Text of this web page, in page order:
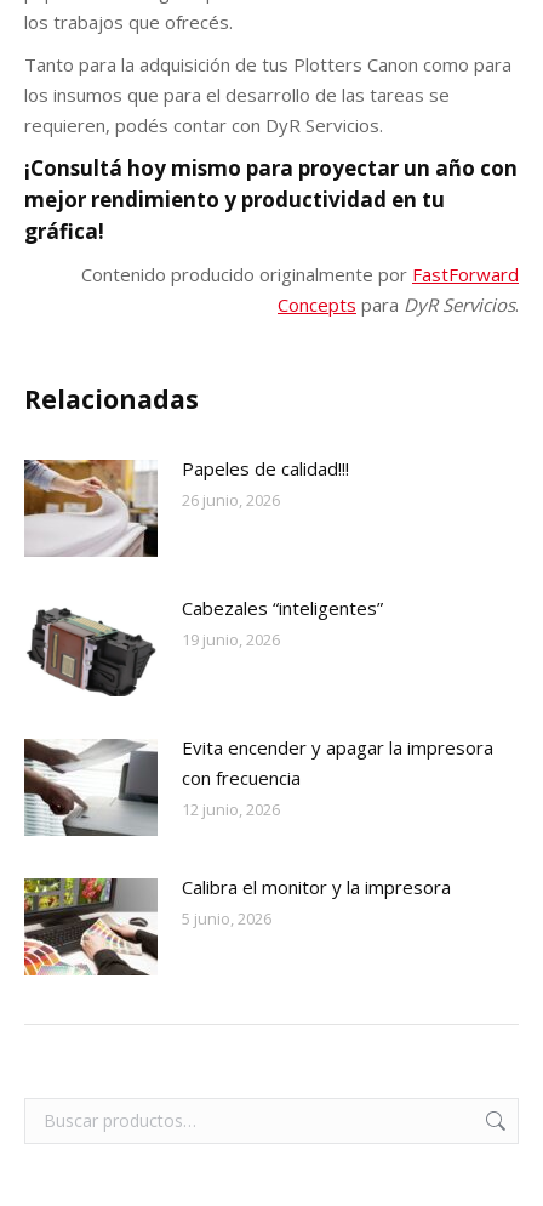
los trabajos que ofrecés.
Tanto para la adquisición de tus Plotters Canon como para
los insumos que para el desarrollo de las tareas se
requieren, podés contar con DyR Servicios.
¡Consultá hoy mismo para proyectar un año con
mejor rendimiento y productividad en tu
gráfica!
Contenido producido originalmente por FastForward
Concepts para DyR Servicios.
Relacionadas
Papeles de calidad!!!
26 junio, 2026
Cabezales “inteligentes”
19 junio, 2026
Evita encender y apagar la impresora
con frecuencia
12 junio, 2026
Calibra el monitor y la impresora
5 junio, 2026